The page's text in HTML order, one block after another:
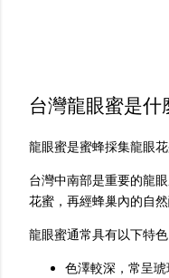
台灣龍眼蜜是什
龍眼蜜是蜜蜂採集龍眼
台灣中南部是重要的龍
花蜜，再經蜂巢內的自然
龍眼蜜通常具有以下特色
色澤較深，常呈